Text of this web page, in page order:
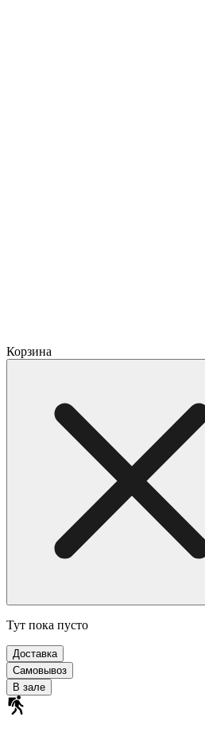
Корзина
Тут пока пусто
Доставка
Самовывоз
В зале